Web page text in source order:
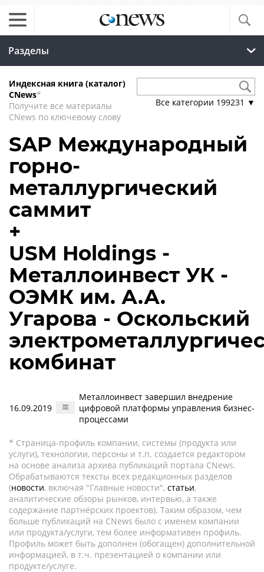
Разделы
Индексная книга (каталог)
CNews*
Получите все материалы
CNews по ключевому слову
Все категории 199231 ▼
SAP Международный
горно-
металлургический
саммит
+
USM Holdings -
Металлоинвест УК -
ОЭМК им. А.А.
Угарова - Оскольский
комбинат
16.09.2019
Металлоинвест завершил внедрение
цифровой платформы управления бизнес-
процессами
* Страница-профиль компании, системы (продукта или
услуги), технологии, персоны и т.п. создается редактором
на основе анализа архива публикаций портала CNews.
Обрабатываются тексты всех редакционных разделов
(новости, включая "Главные новости", статьи,
аналитические обзоры рынков, интервью, а также
содержание партнёрских проектов). Таким образом, чем
больше публикаций на CNews было с именем компании
или продукта/услуги, тем более информативен профиль.
Профиль может быть дополнен (обогащен) дополнительной
информацией, в т.ч. презентацией о компании или
продукте/услуге.